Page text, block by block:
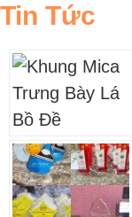
Tin Tức